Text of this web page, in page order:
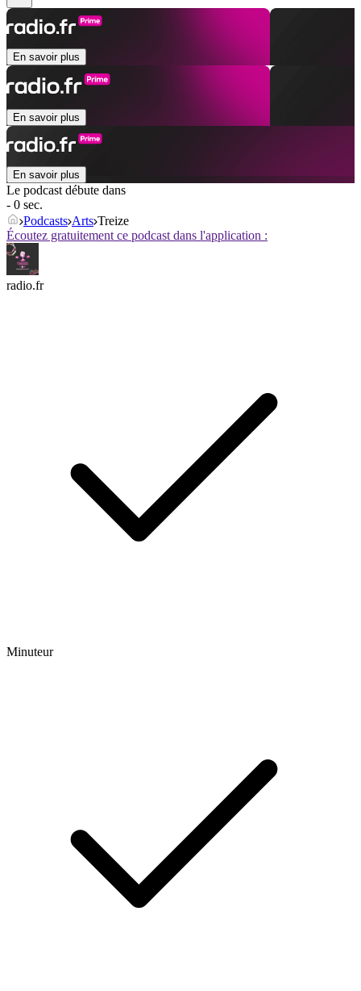
En savoir plus
En savoir plus
En savoir plus
Le podcast débute dans
- 0 sec.
Podcasts Arts Treize
Écoutez gratuitement ce podcast dans l'application :
radio.fr
Minuteur